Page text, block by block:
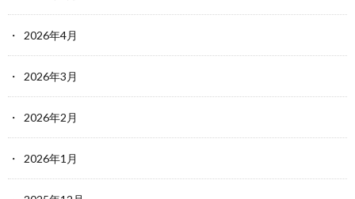
2026年4月
2026年3月
2026年2月
2026年1月